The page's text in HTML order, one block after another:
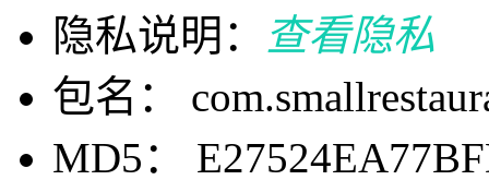
隐私说明：
查看隐私
包名：
MD5：